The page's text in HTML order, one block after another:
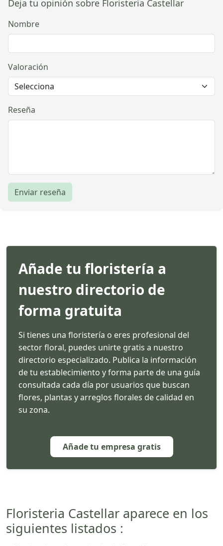
Deja tu opinión sobre Floristeria Castellar
Nombre
Valoración
Reseña
Enviar reseña
Añade tu floristería a
nuestro directorio de
forma gratuita
Si tienes una floristería o eres profesional del
sector floral, puedes unirte gratis a nuestro
directorio especializado. Publica la información
de tu establecimiento y forma parte de una guía
consultada cada día por usuarios que buscan
flores, plantas y arreglos florales de calidad en
su zona.
Añade tu empresa gratis
Floristeria Castellar aparece en los
siguientes listados :